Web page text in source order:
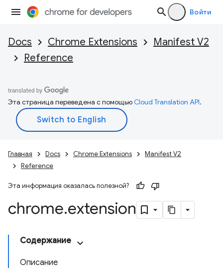
Войти
Docs Chrome Extensions
Manifest V2
Reference
Эта страница переведена с помощьюCloud Translation API.
Главная Docs Chrome Extensions
Manifest V2
Reference
Эта информация оказалась полезной?
chrome.extension
Содержание
Описание